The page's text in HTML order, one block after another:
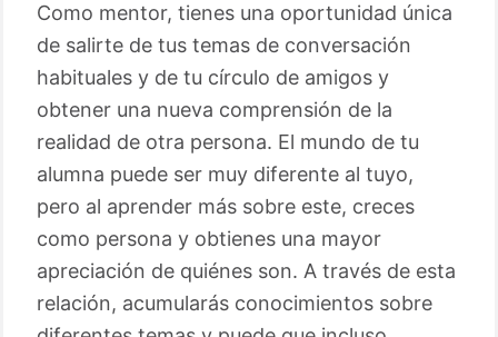
Como mentor, tienes una oportunidad única
de salirte de tus temas de conversación
habituales y de tu círculo de amigos y
obtener una nueva comprensión de la
realidad de otra persona. El mundo de tu
alumna puede ser muy diferente al tuyo,
pero al aprender más sobre este, creces
como persona y obtienes una mayor
apreciación de quiénes son. A través de esta
relación, acumularás conocimientos sobre